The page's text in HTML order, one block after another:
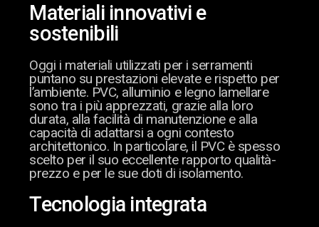
Materiali innovativi e
sostenibili
Oggi i materiali utilizzati per i serramenti
puntano su prestazioni elevate e rispetto per
l’ambiente. PVC, alluminio e legno lamellare
sono tra i più apprezzati, grazie alla loro
durata, alla facilità di manutenzione e alla
capacità di adattarsi a ogni contesto
architettonico. In particolare, il PVC è spesso
scelto per il suo eccellente rapporto qualità-
prezzo e per le sue doti di isolamento.
Tecnologia integrata